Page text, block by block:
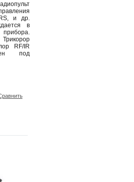
и др.
в
RF/IR
под